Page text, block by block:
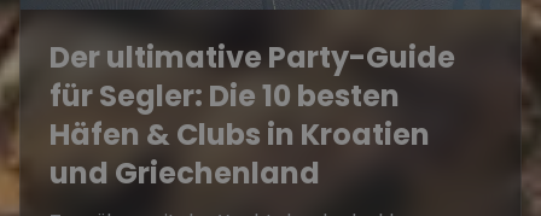
Der ultimative Party-Guide
für Segler: Die 10 besten
Häfen & Clubs in Kroatien
und Griechenland